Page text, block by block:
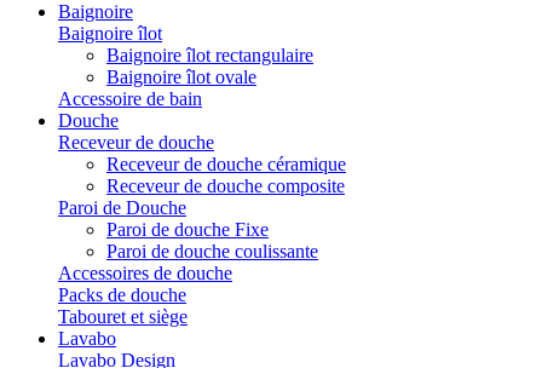
Baignoire
Baignoire îlot
Baignoire îlot rectangulaire
Baignoire îlot ovale
Accessoire de bain
Douche
Receveur de douche
Receveur de douche céramique
Receveur de douche composite
Paroi de Douche
Paroi de douche Fixe
Paroi de douche coulissante
Accessoires de douche
Packs de douche
Tabouret et siège
Lavabo
Lavabo Design